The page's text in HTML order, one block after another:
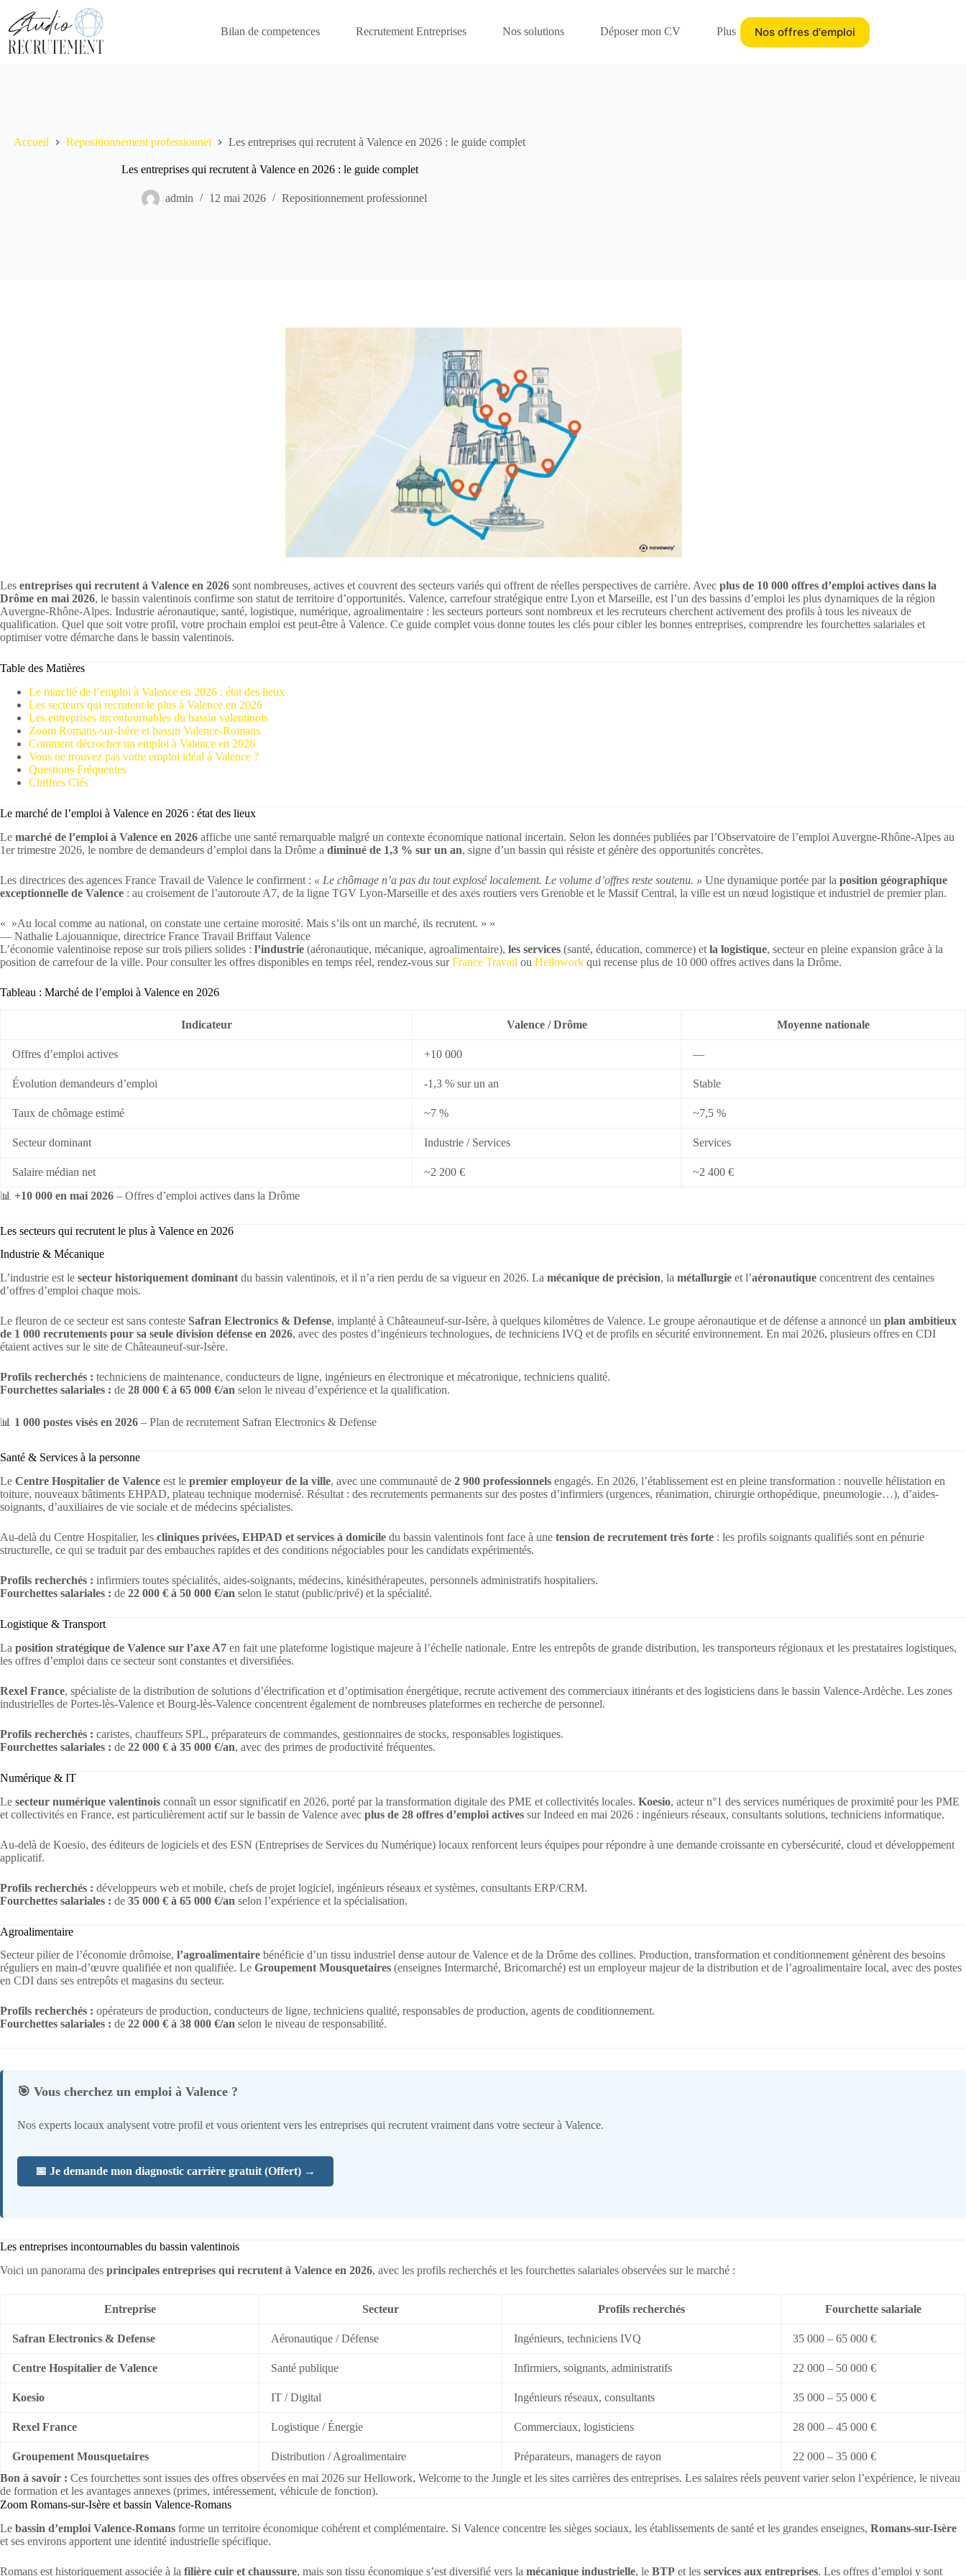
contenu
Bilan de competences Recrutement Entreprises Nos solutions Déposer mon CV Plus Nos offres d'emploi
Accueil Repositionnement professionnel Les entreprises qui recrutent à Valence en 2026 : le guide complet
Les entreprises qui recrutent à Valence en 2026 : le guide complet
admin 12 mai 2026 Repositionnement professionnel
Les entreprises qui recrutent à Valence en 2026 sont nombreuses, actives et couvrent des secteurs variés qui offrent de réelles perspectives de carrière. Avec plus de 10 000 offres d’emploi actives dans la
Drôme en mai 2026, le bassin valentinois confirme son statut de territoire d’opportunités. Valence, carrefour stratégique entre Lyon et Marseille, est l’un des bassins d’emploi les plus dynamiques de la région
Auvergne-Rhône-Alpes. Industrie aéronautique, santé, logistique, numérique, agroalimentaire : les secteurs porteurs sont nombreux et les recruteurs cherchent activement des profils à tous les niveaux de
qualification. Quel que soit votre profil, votre prochain emploi est peut-être à Valence. Ce guide complet vous donne toutes les clés pour cibler les bonnes entreprises, comprendre les fourchettes salariales et
optimiser votre démarche dans le bassin valentinois.
Table des Matières
Le marché de l’emploi à Valence en 2026 : état des lieux
Les secteurs qui recrutent le plus à Valence en 2026
Les entreprises incontournables du bassin valentinois
Zoom Romans-sur-Isère et bassin Valence-Romans
Comment décrocher un emploi à Valence en 2026
Vous ne trouvez pas votre emploi idéal à Valence ?
Questions Fréquentes
Chiffres Clés
Le marché de l’emploi à Valence en 2026 : état des lieux
Le marché de l’emploi à Valence en 2026 affiche une santé remarquable malgré un contexte économique national incertain. Selon les données publiées par l’Observatoire de l’emploi Auvergne-Rhône-Alpes au
1er trimestre 2026, le nombre de demandeurs d’emploi dans la Drôme a diminué de 1,3 % sur un an, signe d’un bassin qui résiste et génère des opportunités concrètes.
Les directrices des agences France Travail de Valence le confirment : « Le chômage n’a pas du tout explosé localement. Le volume d’offres reste soutenu. » Une dynamique portée par la position géographique
exceptionnelle de Valence : au croisement de l’autoroute A7, de la ligne TGV Lyon-Marseille et des axes routiers vers Grenoble et le Massif Central, la ville est un nœud logistique et industriel de premier plan.
« »Au local comme au national, on constate une certaine morosité. Mais s’ils ont un marché, ils recrutent. » »
— Nathalie Lajouannique, directrice France Travail Briffaut Valence
L’économie valentinoise repose sur trois piliers solides : l’industrie (aéronautique, mécanique, agroalimentaire), les services (santé, éducation, commerce) et la logistique, secteur en pleine expansion grâce à la
position de carrefour de la ville. Pour consulter les offres disponibles en temps réel, rendez-vous surFrance Travail ou Hellowork qui recense plus de 10 000 offres actives dans la Drôme.
Tableau : Marché de l’emploi à Valence en 2026
Indicateur Valence / Drôme Moyenne nationale
Offres d’emploi actives +10 000 —
Évolution demandeurs d’emploi -1,3 % sur un an Stable
Taux de chômage estimé ~7 % ~7,5 %
Secteur dominant Industrie / Services Services
Salaire médian net ~2 200 €
~2 400 €
📊 +10 000 en mai 2026 – Offres d’emploi actives dans la Drôme
Les secteurs qui recrutent le plus à Valence en 2026
Industrie & Mécanique
L’industrie est le secteur historiquement dominant du bassin valentinois, et il n’a rien perdu de sa vigueur en 2026. La mécanique de précision, la métallurgie et l’aéronautique concentrent des centaines
d’offres d’emploi chaque mois.
Le fleuron de ce secteur est sans conteste Safran Electronics & Defense, implanté à Châteauneuf-sur-Isère, à quelques kilomètres de Valence. Le groupe aéronautique et de défense a annoncé un plan ambitieux
de 1 000 recrutements pour sa seule division défense en 2026, avec des postes d’ingénieurs technologues, de techniciens IVQ et de profils en sécurité environnement. En mai 2026, plusieurs offres en CDI
étaient actives sur le site de Châteauneuf-sur-Isère.
Profils recherchés : techniciens de maintenance, conducteurs de ligne, ingénieurs en électronique et mécatronique, techniciens qualité.
Fourchettes salariales : de 28 000 € à 65 000 €/an selon le niveau d’expérience et la qualification.
📊 1 000 postes visés en 2026 – Plan de recrutement Safran Electronics & Defense
Santé & Services à la personne
Le Centre Hospitalier de Valence est le premier employeur de la ville, avec une communauté de 2 900 professionnels engagés. En 2026, l’établissement est en pleine transformation : nouvelle hélistation en
toiture, nouveaux bâtiments EHPAD, plateau technique modernisé. Résultat : des recrutements permanents sur des postes d’infirmiers (urgences, réanimation, chirurgie orthopédique, pneumologie…), d’aides-
soignants, d’auxiliaires de vie sociale et de médecins spécialistes.
Au-delà du Centre Hospitalier, les cliniques privées, EHPAD et services à domicile du bassin valentinois font face à une tension de recrutement très forte : les profils soignants qualifiés sont en pénurie
structurelle, ce qui se traduit par des embauches rapides et des conditions négociables pour les candidats expérimentés.
Profils recherchés : infirmiers toutes spécialités, aides-soignants, médecins, kinésithérapeutes, personnels administratifs hospitaliers.
Fourchettes salariales : de 22 000 € à 50 000 €/an selon le statut (public/privé) et la spécialité.
Logistique & Transport
La position stratégique de Valence sur l’axe A7 en fait une plateforme logistique majeure à l’échelle nationale. Entre les entrepôts de grande distribution, les transporteurs régionaux et les prestataires logistiques,
les offres d’emploi dans ce secteur sont constantes et diversifiées.
Rexel France, spécialiste de la distribution de solutions d’électrification et d’optimisation énergétique, recrute activement des commerciaux itinérants et des logisticiens dans le bassin Valence-Ardèche. Les zones
industrielles de Portes-lès-Valence et Bourg-lès-Valence concentrent également de nombreuses plateformes en recherche de personnel.
Profils recherchés : caristes, chauffeurs SPL, préparateurs de commandes, gestionnaires de stocks, responsables logistiques.
Fourchettes salariales : de 22 000 € à 35 000 €/an, avec des primes de productivité fréquentes.
Numérique & IT
Le secteur numérique valentinois connaît un essor significatif en 2026, porté par la transformation digitale des PME et collectivités locales. Koesio, acteur n°1 des services numériques de proximité pour les PME
et collectivités en France, est particulièrement actif sur le bassin de Valence avec plus de 28 offres d’emploi actives sur Indeed en mai 2026 : ingénieurs réseaux, consultants solutions, techniciens informatique.
Au-delà de Koesio, des éditeurs de logiciels et des ESN (Entreprises de Services du Numérique) locaux renforcent leurs équipes pour répondre à une demande croissante en cybersécurité, cloud et développement
applicatif.
Profils recherchés : développeurs web et mobile, chefs de projet logiciel, ingénieurs réseaux et systèmes, consultants ERP/CRM.
Fourchettes salariales : de 35 000 € à 65 000 €/an selon l’expérience et la spécialisation.
Agroalimentaire
Secteur pilier de l’économie drômoise, l’agroalimentaire bénéficie d’un tissu industriel dense autour de Valence et de la Drôme des collines. Production, transformation et conditionnement génèrent des besoins
réguliers en main-d’œuvre qualifiée et non qualifiée. Le Groupement Mousquetaires (enseignes Intermarché, Bricomarché) est un employeur majeur de la distribution et de l’agroalimentaire local, avec des postes
en CDI dans ses entrepôts et magasins du secteur.
Profils recherchés : opérateurs de production, conducteurs de ligne, techniciens qualité, responsables de production, agents de conditionnement.
Fourchettes salariales : de 22 000 € à 38 000 €/an selon le niveau de responsabilité.
🎯 Vous cherchez un emploi à Valence ?
Nos experts locaux analysent votre profil et vous orientent vers les entreprises qui recrutent vraiment dans votre secteur à Valence.
📅 Je demande mon diagnostic carrière gratuit (Offert) →
Les entreprises incontournables du bassin valentinois
Voici un panorama des principales entreprises qui recrutent à Valence en 2026, avec les profils recherchés et les fourchettes salariales observées sur le marché :
Entreprise Secteur Profils recherchés Fourchette salariale
Safran Electronics & Defense Aéronautique / Défense Ingénieurs, techniciens IVQ 35 000 – 65 000 €
Centre Hospitalier de Valence Santé publique Infirmiers, soignants, administratifs 22 000 – 50 000 €
Koesio IT / Digital Ingénieurs réseaux, consultants 35 000 – 55 000 €
Rexel France Logistique / Énergie Commerciaux, logisticiens 28 000 – 45 000 €
Groupement Mousquetaires Distribution / Agroalimentaire Préparateurs, managers de rayon
22 000 – 35 000 €
Bon à savoir : Ces fourchettes sont issues des offres observées en mai 2026 sur Hellowork, Welcome to the Jungle et les sites carrières des entreprises. Les salaires réels peuvent varier selon l’expérience, le niveau
de formation et les avantages annexes (primes, intéressement, véhicule de fonction).
Zoom Romans-sur-Isère et bassin Valence-Romans
Le bassin d’emploi Valence-Romans forme un territoire économique cohérent et complémentaire. Si Valence concentre les sièges sociaux, les établissements de santé et les grandes enseignes, Romans-sur-Isère
et ses environs apportent une identité industrielle spécifique.
Romans est historiquement associée à la filière cuir et chaussure, mais son tissu économique s’est diversifié vers la mécanique industrielle, le BTP et les services aux entreprises. Les offres d’emploi y sont